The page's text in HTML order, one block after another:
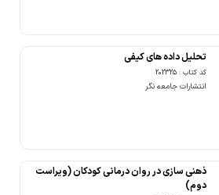
تحلیل داده های کیفی
کد کتاب : 202325
انتشارات جامعه نگر
ذهنی سازی در روان درمانی کودکان (ویراست
دوم)